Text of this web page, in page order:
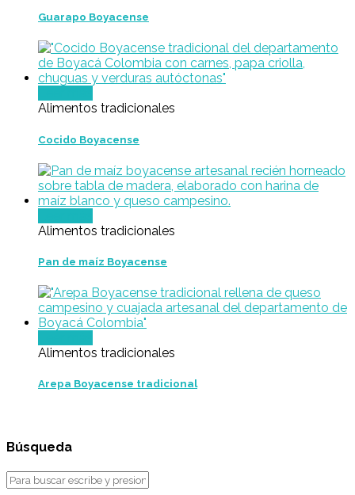
Guarapo Boyacense
Alimentos tradicionales
Cocido Boyacense
Alimentos tradicionales
Pan de maíz Boyacense
Alimentos tradicionales
Arepa Boyacense tradicional
Búsqueda